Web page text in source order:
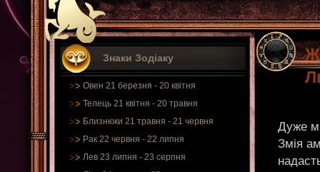
Знаки Зодіаку
Овен 21 березня - 20 квітня
Телець 21 квітня - 20 травня
Близнюки 21 травня - 21 червня
Рак 22 червня - 22 липня
Лев 23 липня - 23 серпня
Дуже
Змія